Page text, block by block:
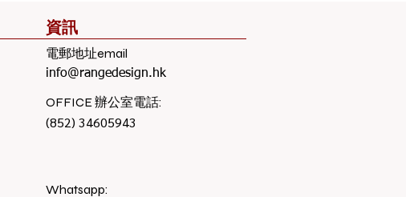
資訊
電郵地址email
info@rangedesign.hk
​OFFICE 辦公室電話:
(852) 34605943
Whatsapp: